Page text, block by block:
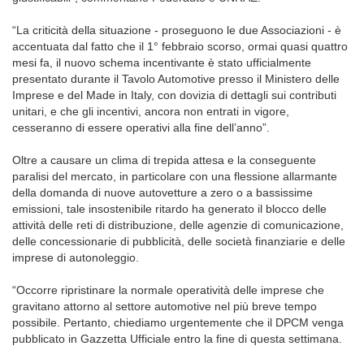
“La criticità della situazione - proseguono le due Associazioni - è
accentuata dal fatto che il 1° febbraio scorso, ormai quasi quattro
mesi fa, il nuovo schema incentivante è stato ufficialmente
presentato durante il Tavolo Automotive presso il Ministero delle
Imprese e del Made in Italy, con dovizia di dettagli sui contributi
unitari, e che gli incentivi, ancora non entrati in vigore,
cesseranno di essere operativi alla fine dell’anno”.
Oltre a causare un clima di trepida attesa e la conseguente
paralisi del mercato, in particolare con una flessione allarmante
della domanda di nuove autovetture a zero o a bassissime
emissioni, tale insostenibile ritardo ha generato il blocco delle
attività delle reti di distribuzione, delle agenzie di comunicazione,
delle ⁠concessionarie di pubblicità, delle società finanziarie e delle
imprese di autonoleggio.
“Occorre ripristinare la normale operatività delle imprese che
gravitano attorno al settore automotive nel più breve tempo
possibile. Pertanto, chiediamo urgentemente che il DPCM venga
pubblicato in Gazzetta Ufficiale entro la fine di questa settimana.